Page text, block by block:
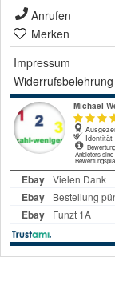
Anrufen
Merken
Impressum
Widerrufsbelehrung